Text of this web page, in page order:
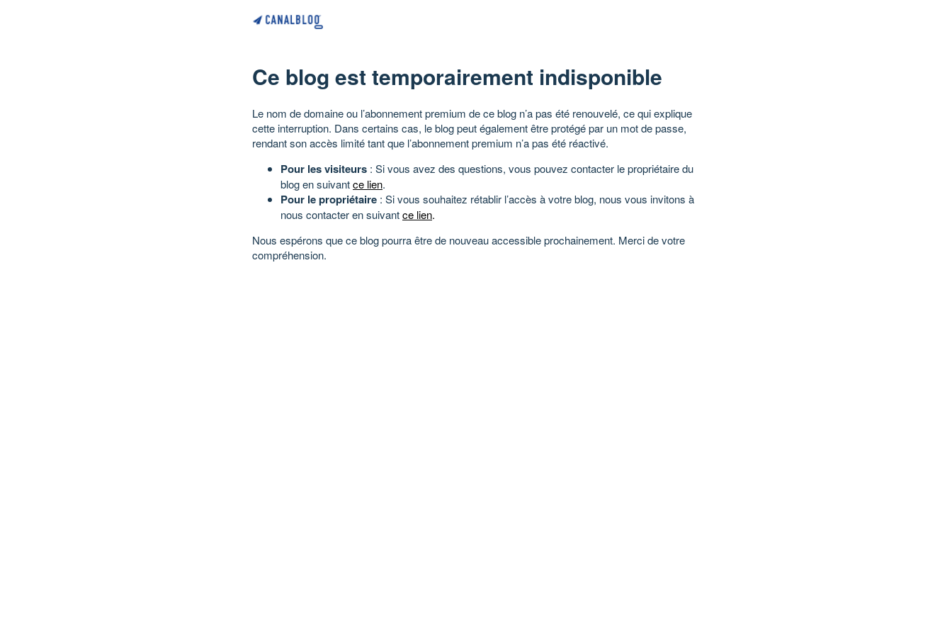
Ce blog est temporairement indisponible
Le nom de domaine ou l’abonnement premium de ce blog n’a pas été renouvelé, ce qui explique
cette interruption. Dans certains cas, le blog peut également être protégé par un mot de passe,
rendant son accès limité tant que l’abonnement premium n’a pas été réactivé.
Pour les visiteurs : Si vous avez des questions, vous pouvez contacter le propriétaire du
blog en suivantce lien.
Pour le propriétaire : Si vous souhaitez rétablir l’accès à votre blog, nous vous invitons à
nous contacter en suivantce lien.
Nous espérons que ce blog pourra être de nouveau accessible prochainement. Merci de votre
compréhension.